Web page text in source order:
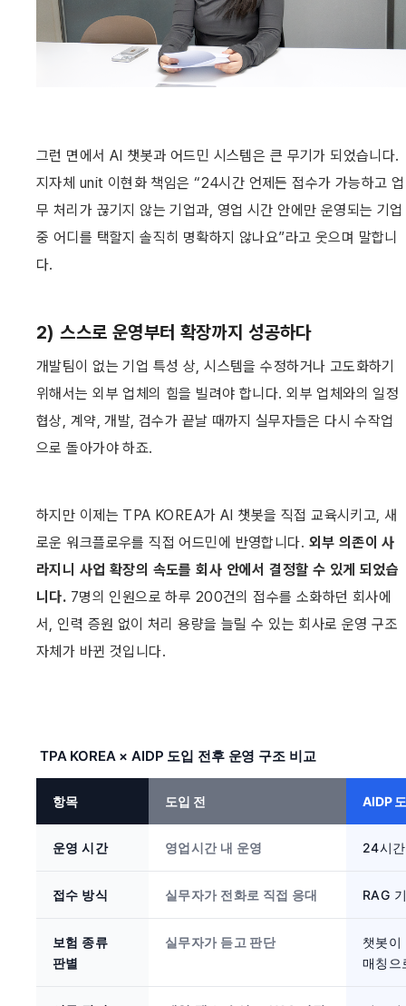
그런 면에서 AI 챗봇과 어드민 시스템은 큰 무기가 되었습니다.
지자체 unit 이현화 책임은 “24시간 언제든 접수가 가능하고 업
무 처리가 끊기지 않는 기업과, 영업 시간 안에만 운영되는 기업
중 어디를 택할지 솔직히 명확하지 않나요”라고 웃으며 말합니
다.
2) 스스로 운영부터 확장까지 성공하다
개발팀이 없는 기업 특성 상, 시스템을 수정하거나 고도화하기
위해서는 외부 업체의 힘을 빌려야 합니다. 외부 업체와의 일정
협상, 계약, 개발, 검수가 끝날 때까지 실무자들은 다시 수작업
으로 돌아가야 하죠.
하지만 이제는 TPA KOREA가 AI 챗봇을 직접 교육시키고, 새
로운 워크플로우를 직접 어드민에 반영합니다. 외부 의존이 사
라지니 사업 확장의 속도를 회사 안에서 결정할 수 있게 되었습
니다. 7명의 인원으로 하루 200건의 접수를 소화하던 회사에
서, 인력 증원 없이 처리 용량을 늘릴 수 있는 회사로 운영 구조
자체가 바뀐 것입니다.
TPA KOREA × AIDP 도입 전후 운영 구조 비교
항목 도입 전 AIDP
운영 시간 영업시간 내 운영 24시
접수 방식 실무자가 전화로 직접 응대 RAG
보험 종류
판별
실무자가 듣고 판단
챗봇이
매칭으